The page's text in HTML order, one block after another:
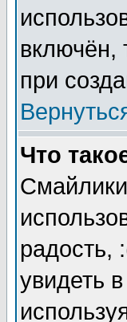
включён,
при
Что
радость,
увидеть